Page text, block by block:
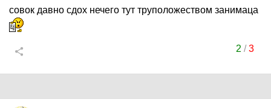
совок давно сдох нечего тут труположеством занимаца
2/3